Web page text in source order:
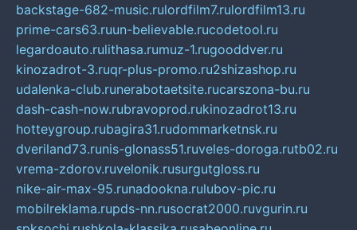
backstage-682-music.rulordfilm7.rulordfilm13.ru
prime-cars63.ruun-believable.rucodetool.ru
legardoauto.rulithasa.rumuz-1.rugooddver.ru
kinozadrot-3.ruqr-plus-promo.ru2shizashop.ru
udalenka-club.runerabotaetsite.rucarszona-bu.ru
dash-cash-now.rubravoprod.rukinozadrot13.ru
hotteygroup.rubagira31.rudommarketnsk.ru
dveriland73.runis-glonass51.ruveles-doroga.rutb02.ru
vrema-zdorov.ruvelonik.rusurgutgloss.ru
nike-air-max-95.runadookna.rulubov-pic.ru
mobilreklama.rupds-nn.rusocrat2000.ruvgurin.ru